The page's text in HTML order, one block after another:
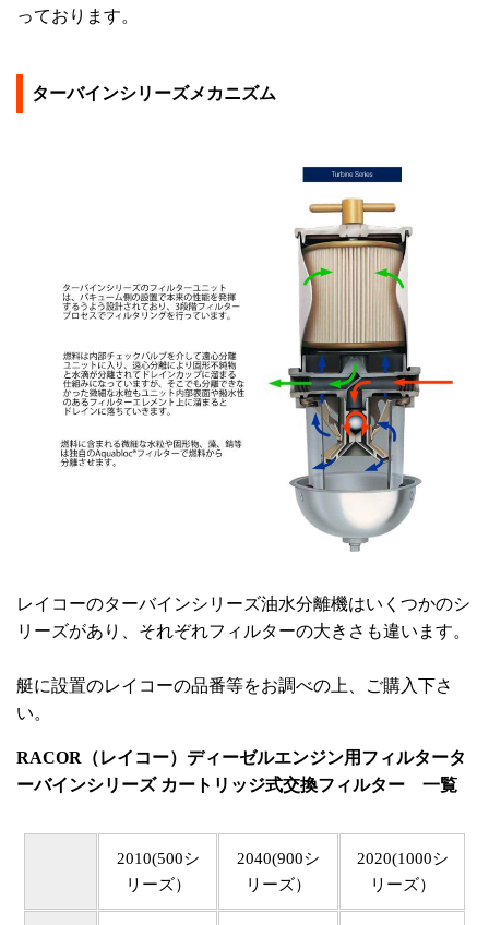
っております。
ターバインシリーズメカニズム
レイコーのターバインシリーズ油水分離機はいくつかのシ
リーズがあり、それぞれフィルターの大きさも違います。
艇に設置のレイコーの品番等をお調べの上、ご購入下さ
い。
RACOR（レイコー）ディーゼルエンジン用フィルタータ
ーバインシリーズ カートリッジ式交換フィルター 一覧
2010(500シ
リーズ）
2040(900シ
リーズ）
2020(1000シ
リーズ）